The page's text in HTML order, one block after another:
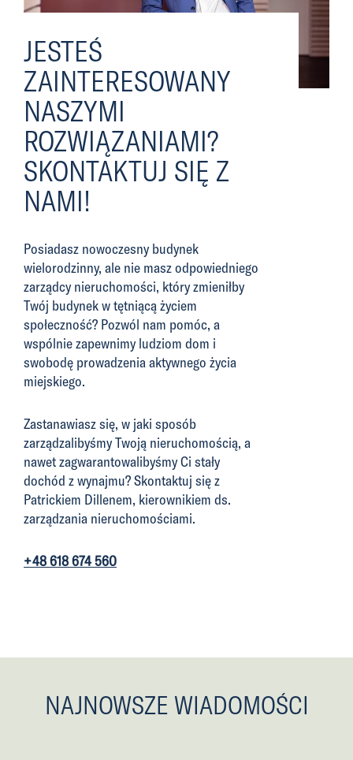
JESTEŚ
ZAINTERESOWANY
NASZYMI
ROZWIĄZANIAMI?
SKONTAKTUJ SIĘ Z
NAMI!
Posiadasz nowoczesny budynek
wielorodzinny, ale nie masz odpowiedniego
zarządcy nieruchomości, który zmieniłby
Twój budynek w tętniącą życiem
społeczność? Pozwól nam pomóc, a
wspólnie zapewnimy ludziom dom i
swobodę prowadzenia aktywnego życia
miejskiego.
Zastanawiasz się, w jaki sposób
zarządzalibyśmy Twoją nieruchomością, a
nawet zagwarantowalibyśmy Ci stały
dochód z wynajmu? Skontaktuj się z
Patrickiem Dillenem, kierownikiem ds.
zarządzania nieruchomościami.
+48 618 674 560
NAJNOWSZE WIADOMOŚCI